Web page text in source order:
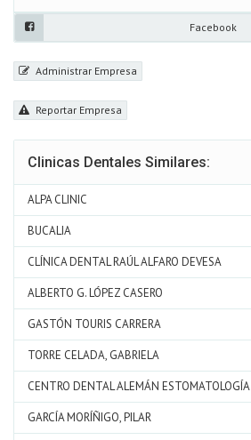
Facebook
Administrar Empresa
Reportar Empresa
Clinicas Dentales Similares:
ALPA CLINIC
BUCALIA
CLÍNICA DENTAL RAÚL ALFARO DEVESA
ALBERTO G. LÓPEZ CASERO
GASTÓN TOURIS CARRERA
TORRE CELADA, GABRIELA
CENTRO DENTAL ALEMÁN ESTOMATOLOGÍA
GARCÍA MORÍÑIGO, PILAR